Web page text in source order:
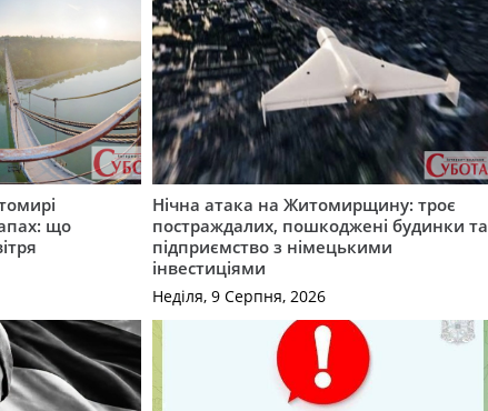
що
Нічна атака на Житомирщину: троє
постраждалих, пошкоджені будинки та
підприємство з німецькими
інвестиціями
Неділя, 9 Серпня, 2026